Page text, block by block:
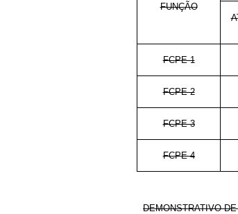
FUNÇÃO
FCPE-1
FCPE-2
FCPE-3
FCPE-4
DEMONSTRATIVO